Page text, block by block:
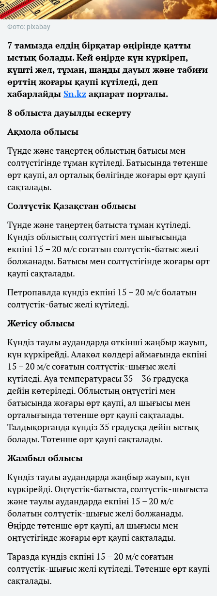
Фото: pixabay
7 тамызда елдің бірқатар өңірінде қатты
ыстық болады. Кей өңірде күн күркіреп,
күшті жел, тұман, шаңды дауыл және табиғи
өрттің жоғары қаупі күтіледі, деп
хабарлайды Sn.kz ақпарат порталы.
8 облыста дауылды ескерту
Ақмола облысы
Түнде және таңертең облыстың батысы мен
солтүстігінде тұман күтіледі. Батысында төтенше
өрт қаупі, ал орталық бөлігінде жоғары өрт қаупі
сақталады.
Солтүстік Қазақстан облысы
Түнде және таңертең батыста тұман күтіледі.
Күндіз облыстың солтүстігі мен шығысында
екпіні 15 – 20 м/с соғатын солтүстік-батыс желі
болжанады. Батысы мен солтүстігінде жоғары өрт
қаупі сақталады.
Петропавлда күндіз екпіні 15 – 20 м/с болатын
солтүстік-батыс желі күтіледі.
Жетісу облысы
Күндіз таулы аудандарда өткінші жаңбыр жауып,
күн күркірейді. Алакөл көлдері аймағында екпіні
15 – 20 м/с соғатын солтүстік-шығыс желі
күтіледі. Ауа температурасы 35 – 36 градусқа
дейін көтеріледі. Облыстың оңтүстігі мен
батысында жоғары өрт қаупі, ал шығысы мен
орталығында төтенше өрт қаупі сақталады.
Талдықорғанда күндіз 35 градусқа дейін ыстық
болады. Төтенше өрт қаупі сақталады.
Жамбыл облысы
Күндіз таулы аудандарда жаңбыр жауып, күн
күркірейді. Оңтүстік-батыста, солтүстік-шығыста
және таулы аудандарда екпіні 15 – 20 м/с
болатын солтүстік-шығыс желі болжанады.
Өңірде төтенше өрт қаупі, ал шығысы мен
оңтүстігінде жоғары өрт қаупі сақталады.
Таразда күндіз екпіні 15 – 20 м/с соғатын
солтүстік-шығыс желі күтіледі. Төтенше өрт қаупі
сақталады.